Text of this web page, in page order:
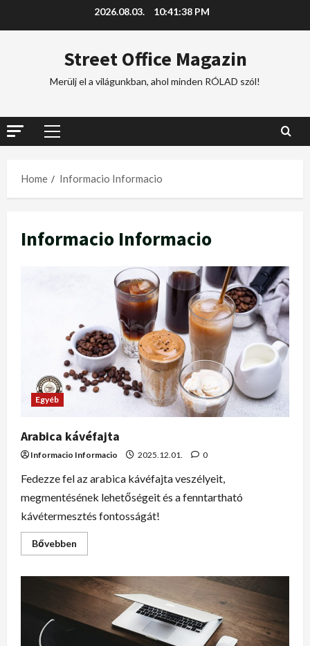
2026.08.03. 10:41:40 PM
Street Office Magazin
Merülj el a világunkban, ahol minden RÓLAD szól!
Home Informacio Informacio
Informacio Informacio
Egyéb
Arabica kávéfajta
Informacio Informacio 2025.12.01. 0
Fedezze fel az arabica kávéfajta veszélyeit,
megmentésének lehetőségeit és a fenntartható
kávétermesztés fontosságát!
Bővebben